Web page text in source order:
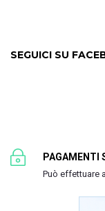
SEGUICI SU
PAGAMENTI
Può effettuare